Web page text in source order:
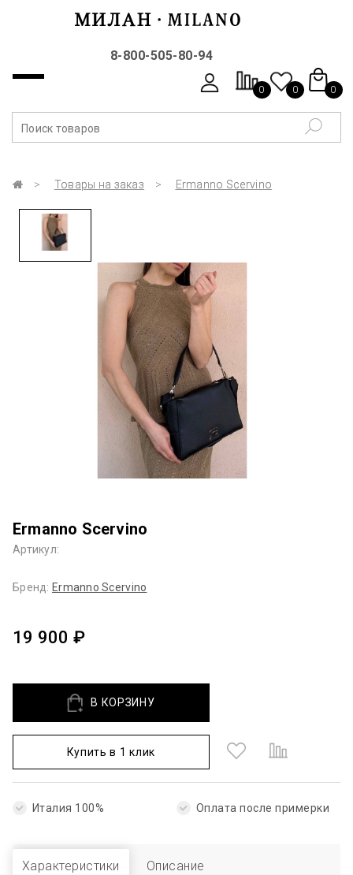
8-800-505-80-94
0 0 0
Товары на заказ Ermanno Scervino
Ermanno Scervino
Артикул:
Бренд: Ermanno Sсervino
19 900 ₽
В КОРЗИНУ
Купить в 1 клик
Италия 100% Оплата после примерки
Характеристики Описание